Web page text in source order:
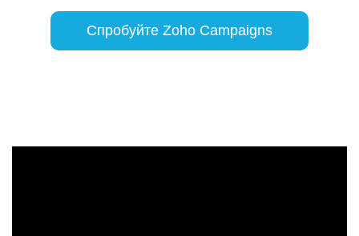
Спробуйте Zoho Campaigns